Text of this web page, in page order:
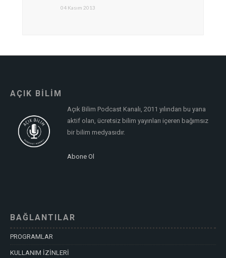
04 Kasım 2013
AÇIK BİLİM
Açık Bilim Podcast Kanalı, 2011 yılından bu yana
aktif olan, ücretsiz bilim yayınları içeren bağımsız
bir bilim medyasıdır.
Abone Ol
BAĞLANTILAR
PROGRAMLAR
KULLANIM İZİNLERİ